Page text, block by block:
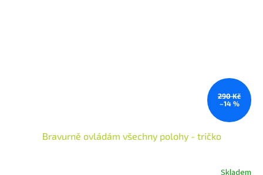
290 Kč
–14 %
Bravurně ovládám všechny polohy - tričko